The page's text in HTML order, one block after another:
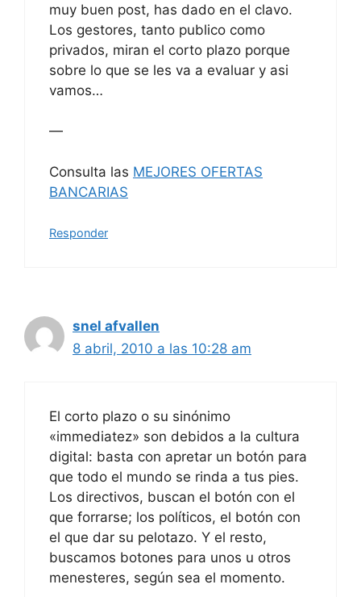
muy buen post, has dado en el clavo.
Los gestores, tanto publico como
privados, miran el corto plazo porque
sobre lo que se les va a evaluar y asi
vamos…
—
Consulta las MEJORES OFERTAS
BANCARIAS
Responder
snel afvallen
8 abril, 2010 a las 10:28 am
El corto plazo o su sinónimo
«immediatez» son debidos a la cultura
digital: basta con apretar un botón para
que todo el mundo se rinda a tus pies.
Los directivos, buscan el botón con el
que forrarse; los políticos, el botón con
el que dar su pelotazo. Y el resto,
buscamos botones para unos u otros
menesteres, según sea el momento.